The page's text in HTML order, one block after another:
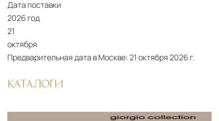
механических повреждений на всех этапах
маршрута.
Страхование груза
поставки застрахованы в соответствии с
выбрать дополнительное страхование для
Дата поставки
2026 год
21
октября
Предварительная дата в Москве: 21 октября 2026 г.
КАТАЛОГИ